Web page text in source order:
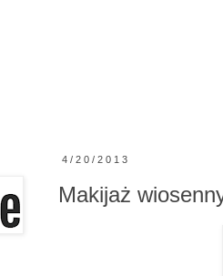
4/20/2013
Makijaż